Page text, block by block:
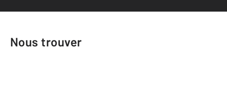
Nous trouver